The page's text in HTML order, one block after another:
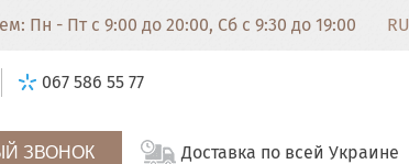
Пн - Пт с 9:00 до 20:00, Сб с 9:30 до 19:00 RU
067 586 55 77
ЗВОНОК Доставка по всей Украине